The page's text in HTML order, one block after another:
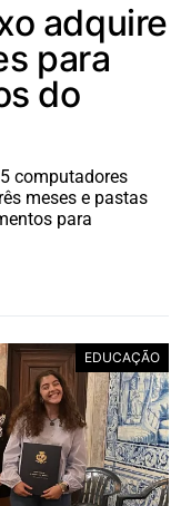
adquire
para
do
computadores
meses e pastas
para
EDUCAÇÃO